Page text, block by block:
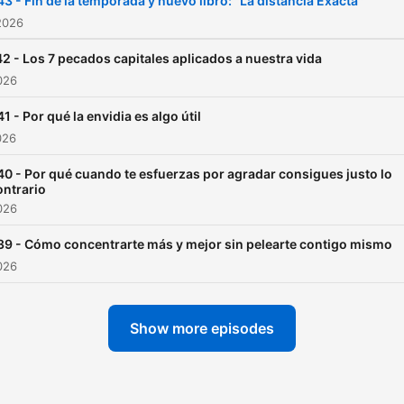
liderazgo, y te las entrego
para aplicar. Para que
conduces, caminas,
Pero hay algo que aprendí
ideas no basta. Entre lo que
sabes que deberías hacer y
que de verdad haces hay
- Los 7 pecados capitales aplicados a nuestra vida
- Por qué la envidia es algo útil
- Por qué cuando te esfuerzas por agradar consigues justo lo
- Cómo concentrarte más y mejor sin pelearte contigo mismo
Show more episodes